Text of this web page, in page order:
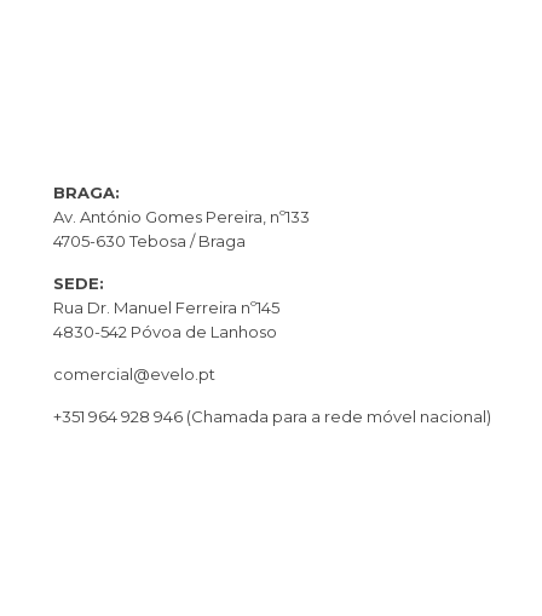
BRAGA:
Av. António Gomes Pereira, nº133
4705-630 Tebosa / Braga
SEDE:
Rua Dr. Manuel Ferreira nº145
4830-542 Póvoa de Lanhoso
comercial@evelo.pt
+351 964 928 946 (Chamada para a rede móvel nacional)